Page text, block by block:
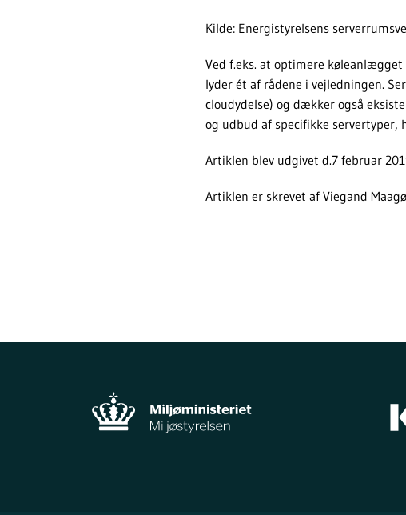
Kilde: Energistyrelsens
Ved f.eks. at optimere
lyder ét af rådene i vejledningen.
cloudydelse) og dækker også
og udbud af specifikke servertyper,
Artiklen blev udgivet d.7 februar
Artiklen er skrevet af Viegand